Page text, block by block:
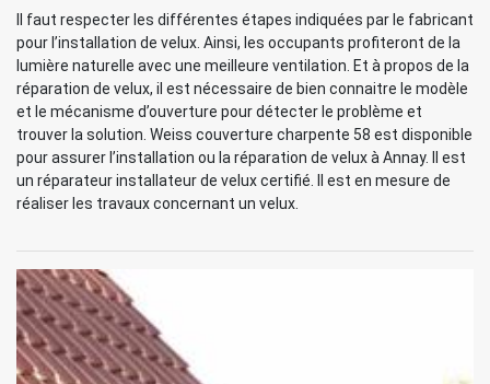
Il faut respecter les différentes étapes indiquées par le fabricant
pour l’installation de velux. Ainsi, les occupants profiteront de la
lumière naturelle avec une meilleure ventilation. Et à propos de la
réparation de velux, il est nécessaire de bien connaitre le modèle
et le mécanisme d’ouverture pour détecter le problème et
trouver la solution. Weiss couverture charpente 58 est disponible
pour assurer l’installation ou la réparation de velux à Annay. Il est
un réparateur installateur de velux certifié. Il est en mesure de
réaliser les travaux concernant un velux.